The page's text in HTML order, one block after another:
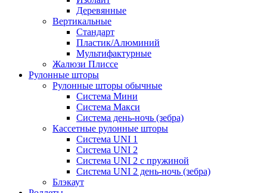
Деревянные
Вертикальные
Стандарт
Пластик/Алюминий
Мультифактурные
Жалюзи Плиссе
Рулонные шторы
Рулонные шторы обычные
Система Мини
Система Макси
Система день-ночь (зебра)
Кассетные рулонные шторы
Система UNI 1
Система UNI 2
Система UNI 2 с пружиной
Система UNI 2 день-ночь (зебра)
Блэкаут